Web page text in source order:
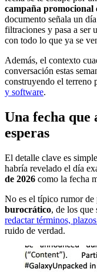
campaña promocional
documento señala un
filtraciones y pasa a ser
con todo lo que ya se
Además, el contexto
conversación estas
construyendo el terreno
y software.
Una fecha que
esperas
El detalle clave es
habría revelado el día
de 2026 como la fecha
No es el típico rumor de
burocrático, de los que
redactar términos,
ruido de verdad.